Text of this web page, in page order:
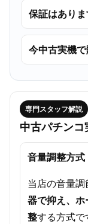
保証はありま
今中古実機
専門スタッフ解説
中古パチンコ
音量調整方式
当店の音量調
器で抑え、ホ
整する方式